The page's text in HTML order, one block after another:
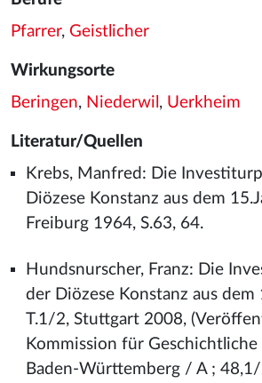
Pfarrer, Geistlicher
Wirkungsorte
Beringen, Niederwil , Uerkheim
Literatur/Quellen
Krebs, Manfred: Die
Diözese Konstanz aus dem
Freiburg 1964, S.63, 64.
Hundsnurscher, Franz: Die
der Diözese Konstanz aus
T.1/2, Stuttgart 2008,
Kommission für
Baden-Württemberg / A ; 48,1/